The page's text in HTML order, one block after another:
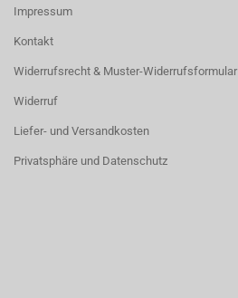
Impressum
Kontakt
Widerrufsrecht & Muster-Widerrufsformular
Widerruf
Liefer- und Versandkosten
Privatsphäre und Datenschutz